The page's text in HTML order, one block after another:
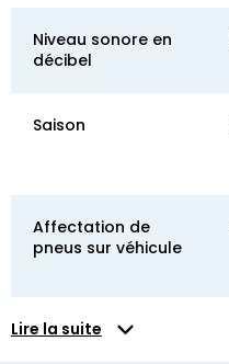
Niveau sonore en
décibel
Saison
Affectation de
pneus sur véhicule
Lire la suite